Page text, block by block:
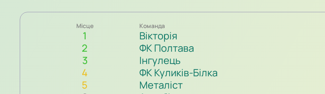
Місце Команда
1 Вікторія
2
ФК Полтава
3
Інгулець
4
ФК Куликів-Білка
5
Металіст